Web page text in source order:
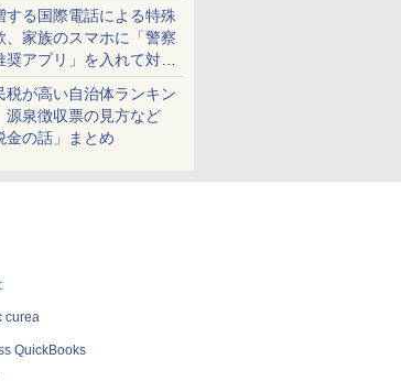
する国際電話による特殊
、家族のスマホに「警察
奨アプリ」を入れて対策
う！
税が高い自治体ランキン
源泉徴収票の見方など
金の話」まとめ
curea
QuickBooks